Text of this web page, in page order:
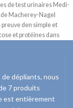
de test urinaires Medi-
Macherey-Nagel
den simple et
et protéines dans
dépliants, nous
7 produits
est entièrement